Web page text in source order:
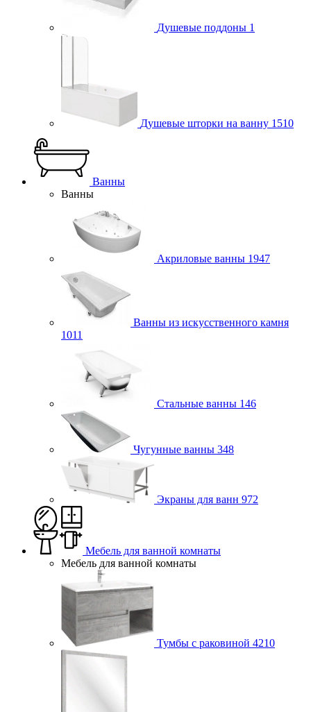
Душевые поддоны 1
Душевые шторки на ванну 1510
Ванны
Ванны
Акриловые ванны 1947
Ванны из искусственного камня
1011
Стальные ванны 146
Чугунные ванны 348
Экраны для ванн 972
Мебель для ванной комнаты
Мебель для ванной комнаты
Тумбы с раковиной 4210